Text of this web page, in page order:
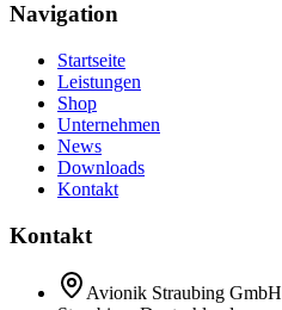
Navigation
Startseite
Leistungen
Shop
Unternehmen
News
Downloads
Kontakt
Kontakt
Avionik Straubing GmbH